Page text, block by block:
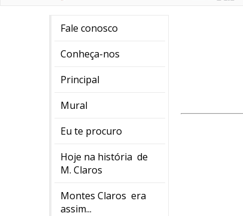
Fale conosco
Conheça-nos
Principal
Mural
Eu te procuro
Hoje na história de
M. Claros
Montes Claros era
assim...